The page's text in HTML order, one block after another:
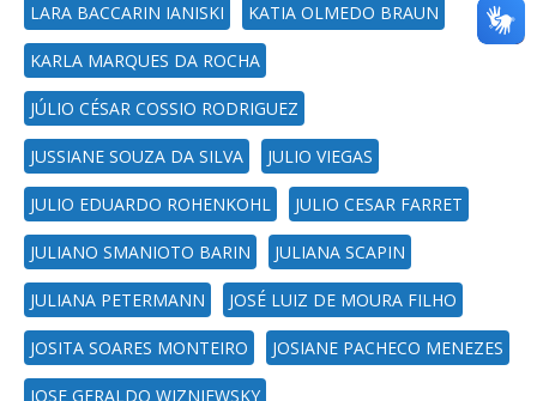
LARA BACCARIN IANISKI KATIA OLMEDO BRAUN
KARLA MARQUES DA ROCHA
JÚLIO CÉSAR COSSIO RODRIGUEZ
JUSSIANE SOUZA DA SILVA JULIO VIEGAS
JULIO EDUARDO ROHENKOHL JULIO CESAR FARRET
JULIANO SMANIOTO BARIN JULIANA SCAPIN
JULIANA PETERMANN JOSÉ LUIZ DE MOURA FILHO
JOSITA SOARES MONTEIRO JOSIANE PACHECO MENEZES
JOSE GERALDO WIZNIEWSKY